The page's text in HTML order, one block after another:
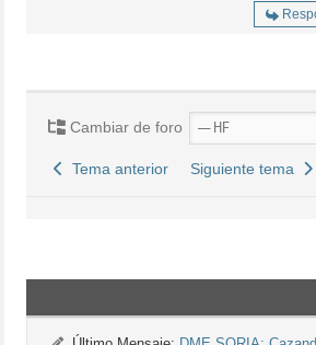
Cambiar de foro
Tema anterior Siguiente tema